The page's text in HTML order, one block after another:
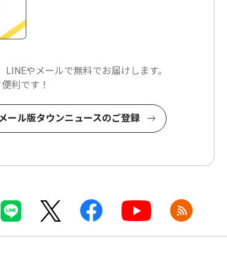
LINEやメールで無料でお届けします。
利です！
ール版タウンニュースのご登録